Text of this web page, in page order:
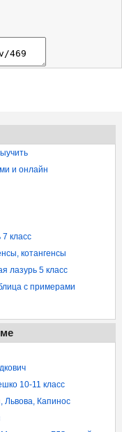
и онлайн
класс
котангенсы
лазурь 5 класс
с примерами
10-11 класс
Львова, Капинос